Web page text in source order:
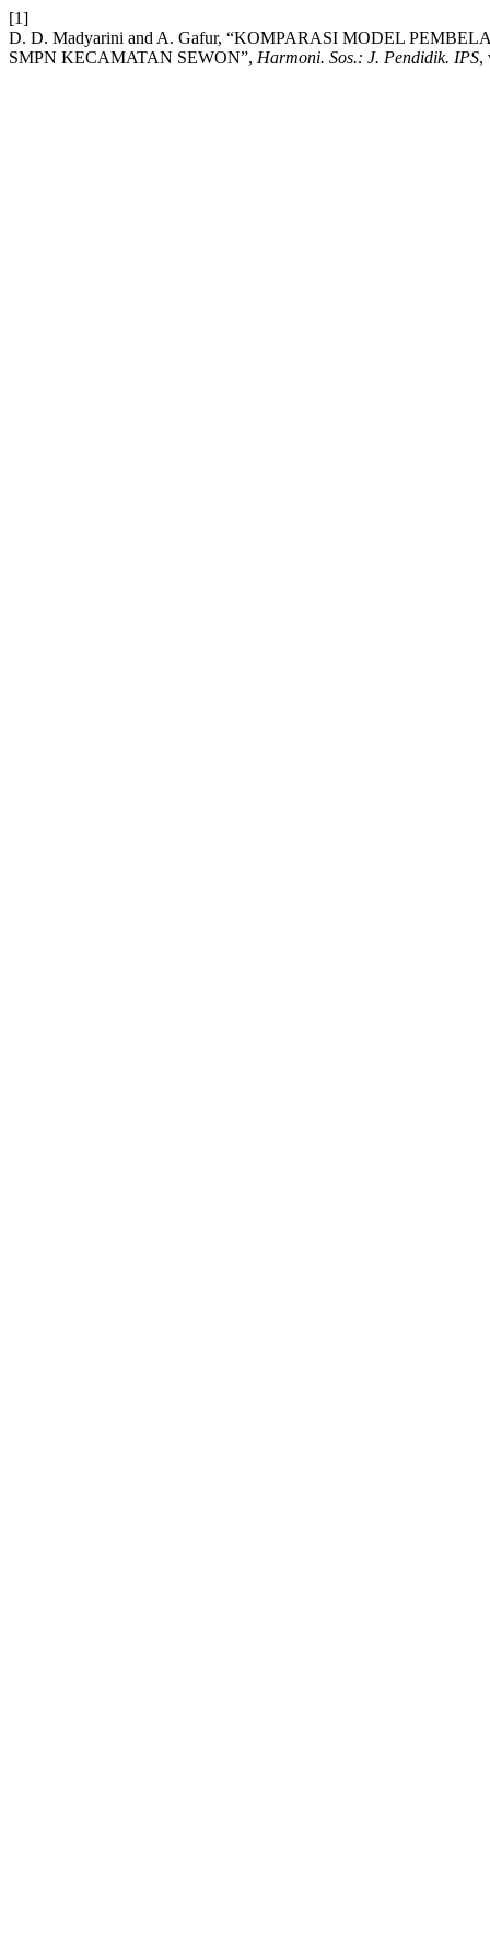
[1]
D. D. Madyarini and A. Gafur, “KOMPARASI MODEL
SMPN KECAMATAN SEWON”, Harmoni. Sos.: J. Pendidik. IPS,